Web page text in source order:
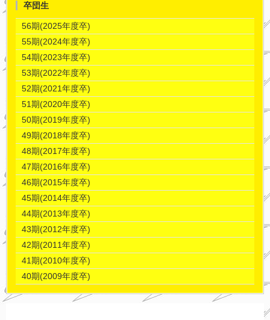
卒団生
56期(2025年度卒)
55期(2024年度卒)
54期(2023年度卒)
53期(2022年度卒)
52期(2021年度卒)
51期(2020年度卒)
50期(2019年度卒)
49期(2018年度卒)
48期(2017年度卒)
47期(2016年度卒)
46期(2015年度卒)
45期(2014年度卒)
44期(2013年度卒)
43期(2012年度卒)
42期(2011年度卒)
41期(2010年度卒)
40期(2009年度卒)